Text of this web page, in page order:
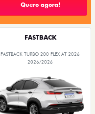
Quero agora!
FASTBACK
FASTBACK TURBO 200 FLEX AT 2026
2026/2026